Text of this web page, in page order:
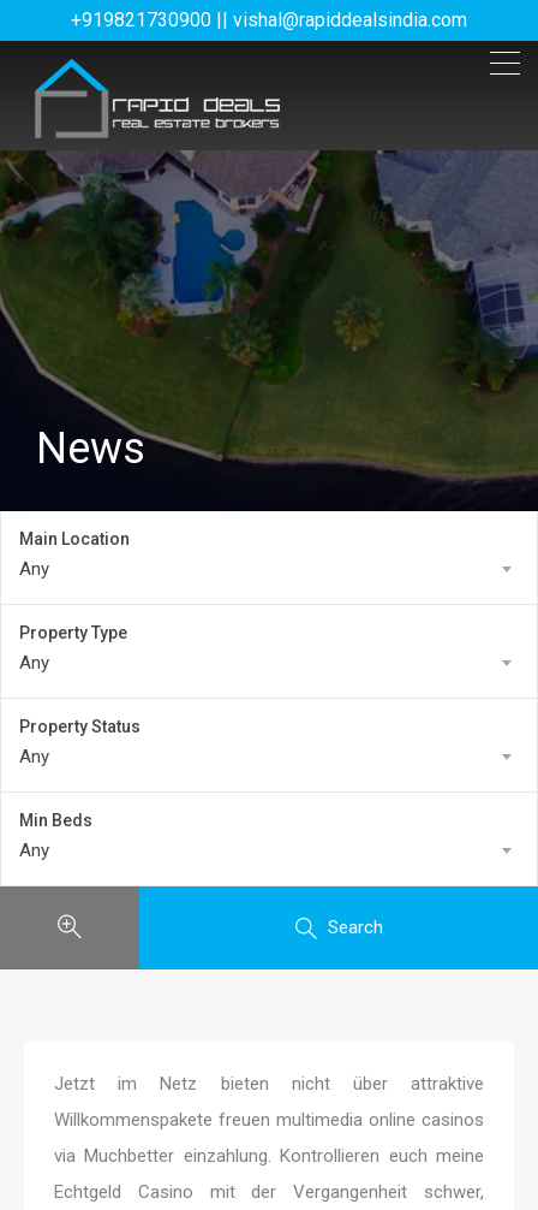
News
Main Location
Any
Property Type
Any
Property Status
Any
Min Beds
Any
Search
Jetzt im Netz bieten nicht über attraktive
Willkommenspakete freuen multimedia online casinos
via Muchbetter einzahlung. Kontrollieren euch meine
Echtgeld Casino mit der Vergangenheit schwer,
+919821730900 || vishal@rapiddealsindia.com